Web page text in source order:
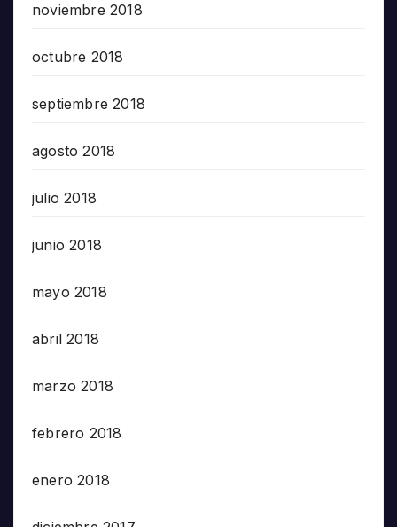
noviembre 2018
octubre 2018
septiembre 2018
agosto 2018
julio 2018
junio 2018
mayo 2018
abril 2018
marzo 2018
febrero 2018
enero 2018